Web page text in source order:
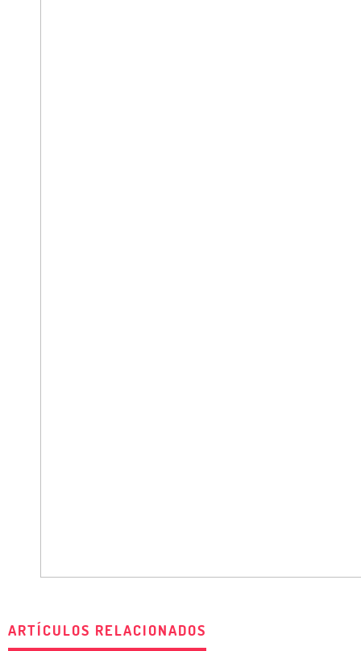
ARTÍCULOS RELACIONADOS